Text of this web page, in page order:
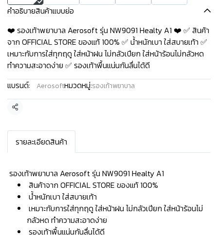
คำอธิบายสินค้าแบบย่อ
❤️ รองเท้าพยาบาล Aerosoft รุ่น NW9091 Healty A1 ❤️ ✅ สินค้า
จาก OFFICIAL STORE ของแท้ 100% ✅ น้ำหนักเบา ใส่สบายเท้า ✅
เหมาะกับการใส่ทุกฤดู ใส่หน้าฝน ไม่กลัวเปียก ใส่หน้าร้อนไม่กลัวหด
ทำความสะอาดง่าย ✅ รองเท้าพื้นแน่นกันลื่นได้ดี
แบรนด์:
Aerosoftหมวดหมู่:รองเท้าพยาบาล
แชร์
รายละเอียดสินค้า
️ รองเท้าพยาบาล Aerosoft รุ่น NW9091 Healty A1 ️
สินค้าจาก OFFICIAL STORE ของแท้ 100%
น้ำหนักเบา ใส่สบายเท้า
เหมาะกับการใส่ทุกฤดู ใส่หน้าฝน ไม่กลัวเปียก ใส่หน้าร้อนไม่
กลัวหด ทำความสะอาดง่าย
รองเท้าพื้นแน่นกันลื่นได้ดี